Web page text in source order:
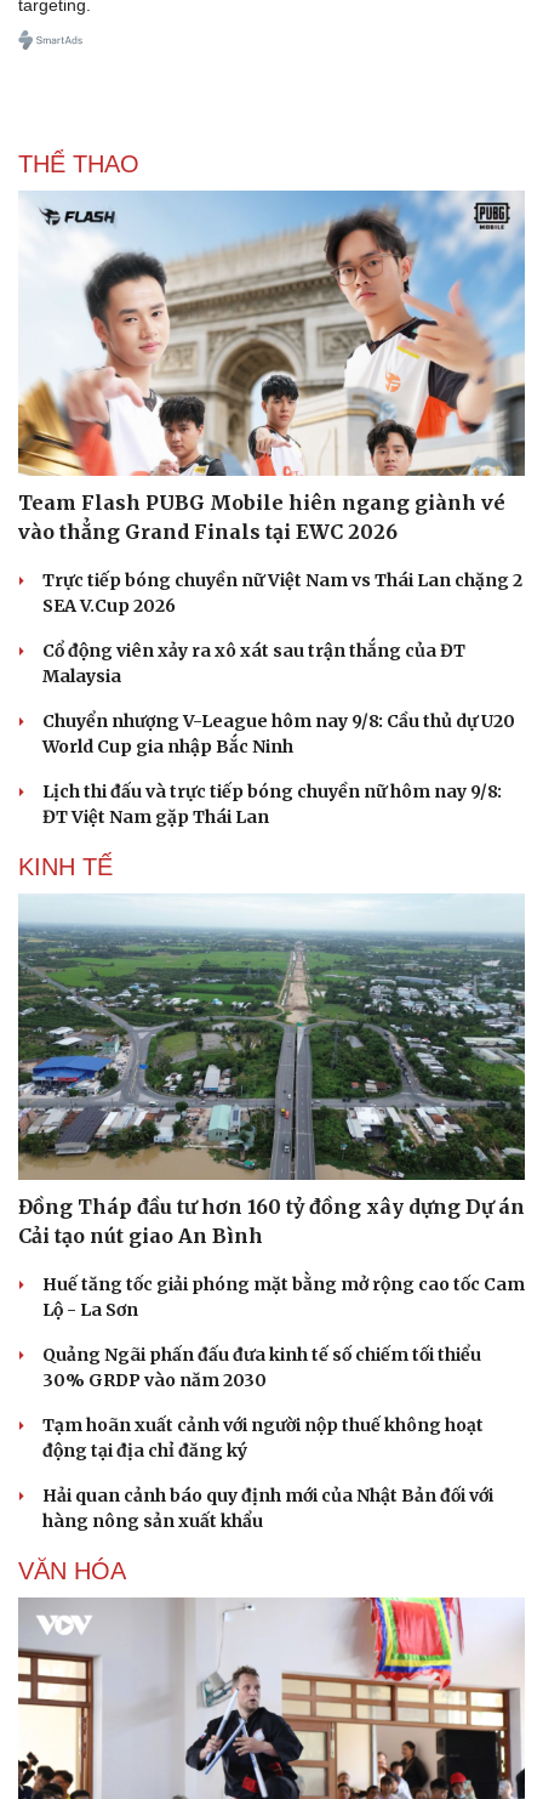
Doanh nghiệp
Vì cộng đồng
Sức khỏe
Dinh dưỡng - món ngon
Cây thuốc
Đời sống
Nhà đẹp
Blog
targeting.
THỂ THAO
Team Flash PUBG Mobile hiên ngang giành vé
vào thẳng Grand Finals tại EWC 2026
Trực tiếp bóng chuyền nữ Việt Nam vs Thái Lan chặng 2
SEA V.Cup 2026
Cổ động viên xảy ra xô xát sau trận thắng của ĐT
Malaysia
Chuyển nhượng V-League hôm nay 9/8: Cầu thủ dự U20
World Cup gia nhập Bắc Ninh
Lịch thi đấu và trực tiếp bóng chuyền nữ hôm nay 9/8:
ĐT Việt Nam gặp Thái Lan
KINH TẾ
Đồng Tháp đầu tư hơn 160 tỷ đồng xây dựng Dự án
Cải tạo nút giao An Bình
Huế tăng tốc giải phóng mặt bằng mở rộng cao tốc Cam
Lộ - La Sơn
Quảng Ngãi phấn đấu đưa kinh tế số chiếm tối thiểu
30% GRDP vào năm 2030
Tạm hoãn xuất cảnh với người nộp thuế không hoạt
động tại địa chỉ đăng ký
Hải quan cảnh báo quy định mới của Nhật Bản đối với
hàng nông sản xuất khẩu
VĂN HÓA